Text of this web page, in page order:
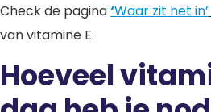
Check de pagina‘Waar zit het in’
van vitamine E.
Hoeveel